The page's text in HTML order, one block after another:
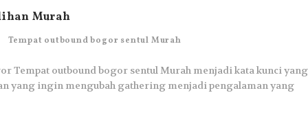
Murah
Tempat outbound bogor sentul Murah
Tempat outbound bogor sentul Murah menjadi kata kunci yang
yang ingin mengubah gathering menjadi pengalaman yang